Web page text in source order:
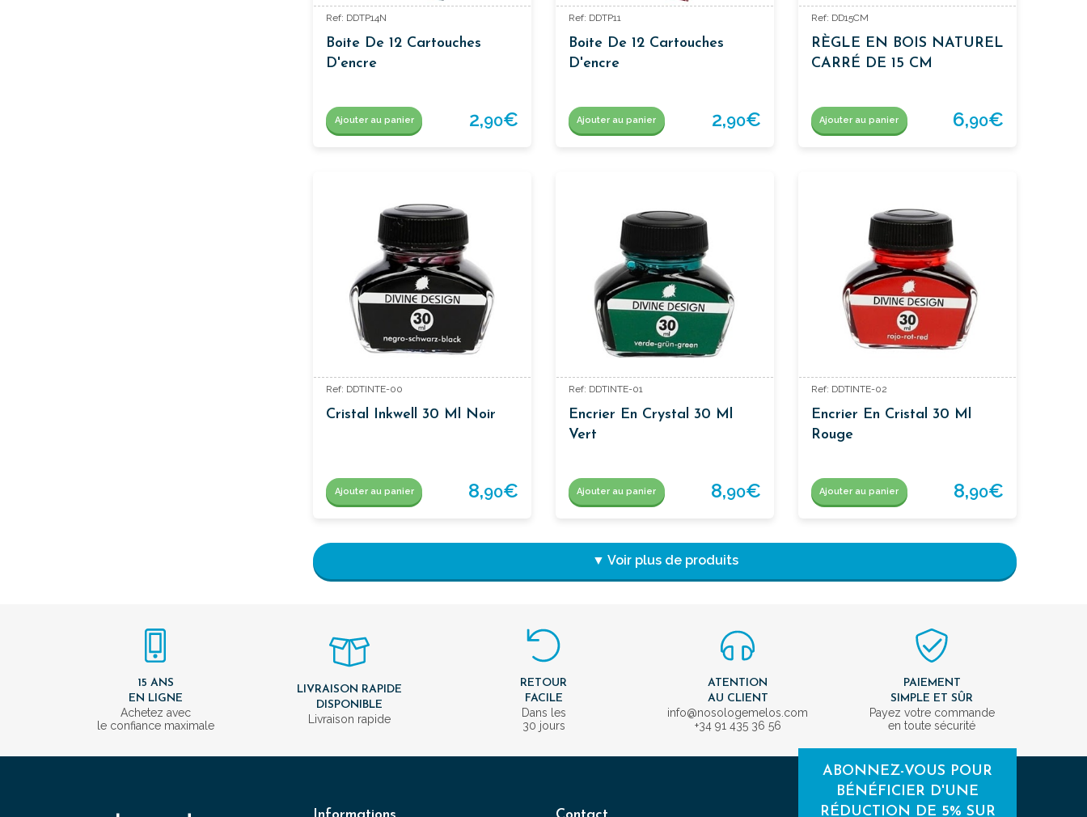
Ref: DDTP14N
Boite De 12 Cartouches
D'encre
Ajouter au panier 2,90€
Ref: DDTP11
Boite De 12 Cartouches
D'encre
Ajouter au panier 2,90€
Ref: DD15CM
RÈGLE EN BOIS NATUREL
CARRÉ DE 15 CM
Ajouter au panier 6,90€
Ref: DDTINTE-00
Cristal Inkwell 30 Ml Noir
Ajouter au panier 8,90€
Ref: DDTINTE-01
Encrier En Crystal 30 Ml
Vert
Ajouter au panier 8,90€
Ref: DDTINTE-02
Encrier En Cristal 30 Ml
Rouge
Ajouter au panier 8,90€
▼ Voir plus de produits
15 ANS
EN LIGNE
Achetez avec
le confiance maximale
LIVRAISON RAPIDE
DISPONIBLE
Livraison rapide
RETOUR
FACILE
Dans les
30 jours
ATENTION
AU CLIENT
info@nosologemelos.com
+34 91 435 36 56
PAIEMENT
SIMPLE ET SÛR
Payez votre commande
en toute sécurité
ABONNEZ-VOUS POUR
BÉNÉFICIER D'UNE
RÉDUCTION DE 5% SUR